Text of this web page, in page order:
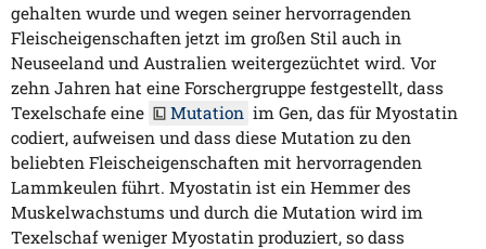
gehalten wurde und wegen seiner hervorragenden
Fleischeigenschaften jetzt im großen Stil auch in
Neuseeland und Australien weitergezüchtet wird. Vor
zehn Jahren hat eine Forschergruppe festgestellt, dass
Texelschafe eine
Mutation im Gen, das für Myostatin
codiert, aufweisen und dass diese Mutation zu den
beliebten Fleischeigenschaften mit hervorragenden
Lammkeulen führt. Myostatin ist ein Hemmer des
Muskelwachstums und durch die Mutation wird im
Texelschaf weniger Myostatin produziert, so dass